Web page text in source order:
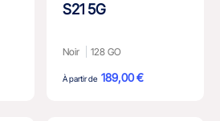
S21 5G
Noir 128 GO
À partir de 189,00 €